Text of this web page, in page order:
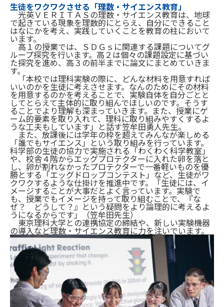
生徒をワクワクさせる「理数・サイエンス教育」
光英ＶＥＲＩＴＡＳの理数・サイエンス教育は、地球
で起きている現象を理数的にとらえ、自分にできること
はなにかを考え、実践していくことを教育の柱において
います。
高１の授業では、ＳＤＧｓに関連する課題についてグ
ループ探究を行います。高２は個々の課題設定に基づい
た探究を進め、高３の前半までに論文にまとめていきま
す。
「本校では理科実験の際に、どんな材料を用意すれば
いいのかを生徒に考えさせます。なんのためにその材料
を用意するのかを考えることで、実験自体を自分ごとと
してとらえて主体的に取り組んでほしいのです。そうす
ることでより理解も深まっていきます。また、授業にゲ
ーム的要素を取り入れて、理科に取り組みやすくするよ
うな工夫もしています」と話す笠牟田勇人先生。
また、放課後には学年の枠を超えてみんなが楽しめる
「誰でもサイエンス」という取り組みを行っています。
科学部の生徒の協力で実施される「わくわく科学教室」
や、校舎４階からエッグプロテクターに入れた卵を落と
し、卵が割れなかったプロテクターで一番軽いものを優
勝とする「エッグドロップコンテスト」など、生徒がワ
クワクするような仕掛けを推進中です。「生徒には、イ
メージすることが大事だとよく言っています。実験で
も、授業でもイメージを持って取り組むことで、『な
ぜ？ どうして？』という疑問をより論理的に考えるよ
うになるからです」（笠牟田先生）
東京理科大学との連携協定の締結や、新しい実験機器
の導入など理数・サイエンス教育に力を注いでいます。